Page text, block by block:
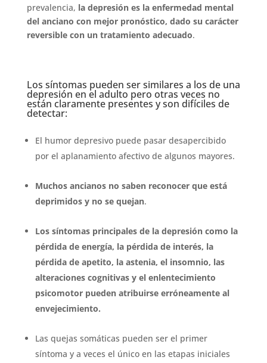
prevalencia, la depresión es la enfermedad mental
del anciano con mejor pronóstico, dado su carácter
reversible con un tratamiento adecuado.
Los síntomas pueden ser similares a los de una
depresión en el adulto pero otras veces no
están claramente presentes y son difíciles de
detectar:
El humor depresivo puede pasar desapercibido
por el aplanamiento afectivo de algunos mayores.
Muchos ancianos no saben reconocer que está
deprimidos y no se quejan.
Los síntomas principales de la depresión como la
pérdida de energía, la pérdida de interés, la
pérdida de apetito, la astenia, el insomnio, las
alteraciones cognitivas y el enlentecimiento
psicomotor pueden atribuirse erróneamente al
envejecimiento.
Las quejas somáticas pueden ser el primer
síntoma y a veces el único en las etapas iniciales